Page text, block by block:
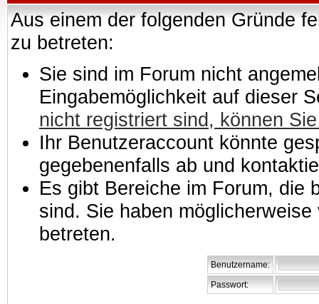
Aus einem der folgenden Gründe
zu betreten:
Sie sind im Forum nicht
Eingabemöglichkeit auf dieser
nicht registriert sind, können
Ihr Benutzeraccount könnte
gegebenenfalls ab und
Es gibt Bereiche im Forum, die
sind. Sie haben
betreten.
Benutzername:
Passwort: